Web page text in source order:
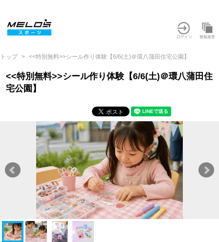
トップ <<特別無料>>シール作り体験【6/6(土)＠環八蒲田住宅公園】
<<特別無料>>シール作り体験【6/6(土)＠環八蒲田住
宅公園】